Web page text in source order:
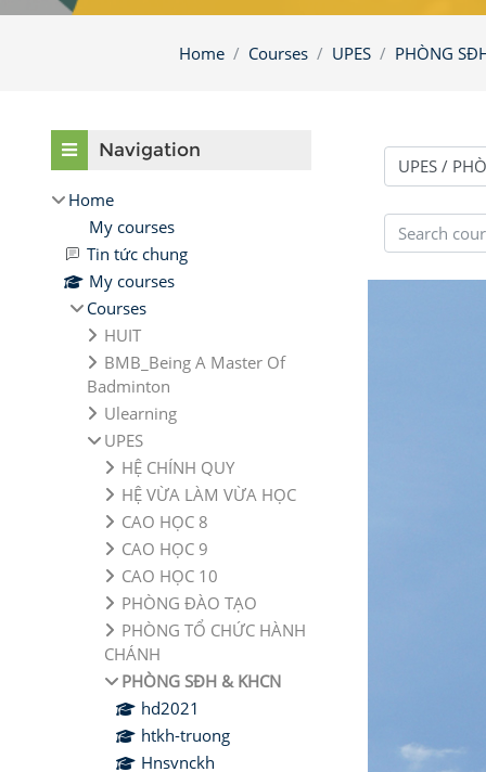
Home Courses UPES PHÒNG
Course
Search
BlocksNavigation
Home
My courses
Tin tức chung
My courses
Courses
HUIT
BMB_Being A Master Of
Badminton
Ulearning
UPES
HỆ CHÍNH QUY
HỆ VỪA LÀM VỪA HỌC
CAO HỌC 8
CAO HỌC 9
CAO HỌC 10
PHÒNG ĐÀO TẠO
PHÒNG TỔ CHỨC HÀNH
CHÁNH
PHÒNG SĐH & KHCN
hd2021
htkh-truong
Hnsvnckh